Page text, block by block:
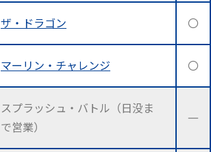
ザ・ドラゴン 〇
マーリン・チャレンジ 〇
スプラッシュ・バトル（日没ま
で営業）
―